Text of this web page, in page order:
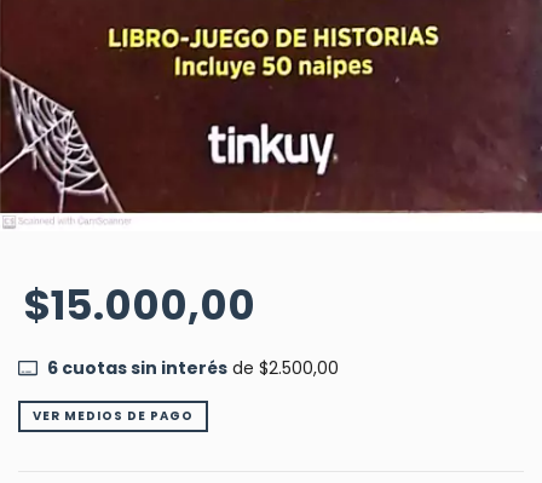
$15.000,00
6cuotas sin interésde $2.500,00
VER MEDIOS DE PAGO